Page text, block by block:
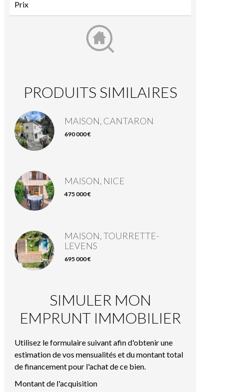
PRODUITS SIMILAIRES
MAISON, CANTARON
690 000 €
MAISON, NICE
475 000 €
MAISON, TOURRETTE-
LEVENS
695 000 €
SIMULER MON
EMPRUNT IMMOBILIER
Utilisez le formulaire suivant afin d'obtenir une
estimation de vos mensualités et du montant total
de financement pour l'achat de ce bien.
Montant de l'acquisition